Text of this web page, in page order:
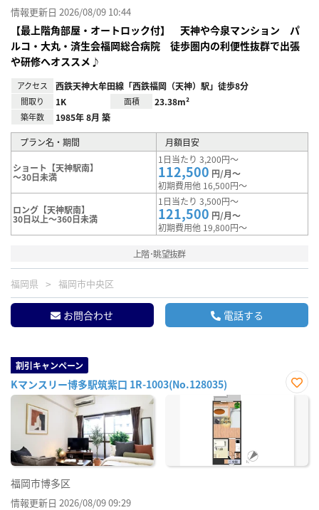
情報更新日 2026/08/09 10:44
【最上階角部屋・オートロック付】 天神や今泉マンション パ
ルコ・大丸・済生会福岡総合病院 徒歩圏内の利便性抜群で出張
や研修へオススメ♪
アクセス 西鉄天神大牟田線「西鉄福岡（天神）駅」徒歩8分
間取り 1K 面積 23.38m²
築年数 1985年 8月 築
プラン名・期間 月額目安
ショート【天神駅南】
～30日未満
1日当たり 3,200円～
112,500 円/月～
初期費用他 16,500円～
ロング【天神駅南】
30日以上～360日未満
1日当たり 3,500円～
121,500 円/月～
初期費用他 19,800円～
上階･眺望抜群
福岡県 福岡市中央区
お問合わせ 電話する
割引キャンペーン
Kマンスリー博多駅筑紫口 1R-1003(No.128035)
お気
福岡市博多区
情報更新日 2026/08/09 09:29